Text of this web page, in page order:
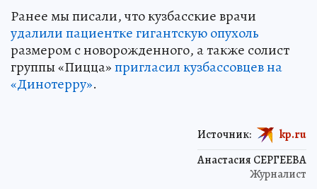
Ранее мы писали, что кузбасские врачи
удалили пациентке гигантскую опухоль
размером с новорожденного, а также солист
группы «Пицца»пригласил кузбассовцев на
«Динотерру».
Анастасия СЕРГЕЕВА
Журналист
Источник: kp.ru